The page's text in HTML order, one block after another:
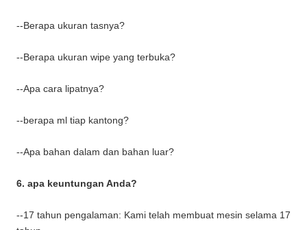
--Berapa ukuran tasnya?
--Berapa ukuran wipe yang terbuka?
--Apa cara lipatnya?
--berapa ml tiap kantong?
--Apa bahan dalam dan bahan luar?
6. apa keuntungan Anda?
--17 tahun pengalaman: Kami telah membuat mesin selama 17